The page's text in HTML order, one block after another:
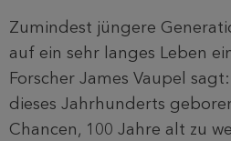
Zumindest jüngere
auf ein sehr langes Leben
Forscher James Vaupel
dieses Jahrhunderts
Chancen, 100 Jahre alt zu